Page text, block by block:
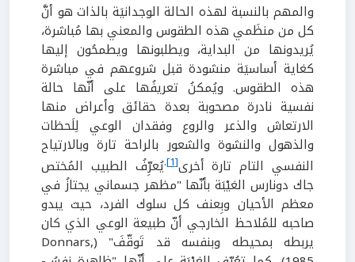
والمهم بالنسبة لهذه الحالة الوجدانيَة بالذات هو أنَّ
كل من منظَمي هذه الطقوس والمعني بها مُباشرة،
يُريدونها من البداية، ويطلبونها ويطمحُون إليها
كغاية أساسيَة منشودة قبل شروعهم في مباشرة
هذه الطقوس. ويُمكنُ تعريفُها على أنّها حالة
نفسية نادرة مصحوبة بعدة حقائق وأعراض منها
الارتعاش والذعر والروع وفقدان الوعي لِلَحظات
والذهول والنشوة والشعور بالراحة تارة وبالارتياح
النفسي التام تارة أخرى[1]
.يُعرِّفُ الطبيب المُختص
جاك دونارس الغيْبَة بأنّها "مظهر جسماني يجتازُ في
معظم الأحيان وبِعنف كل سلوك الفرد، حيث يبدو
صاحبه للمُلاحظ الخارجي أنّ طبيعة الوعي الذي كان
يربطه بمحيطه وبنفسه قد تَوقّفَ" (Donnars,